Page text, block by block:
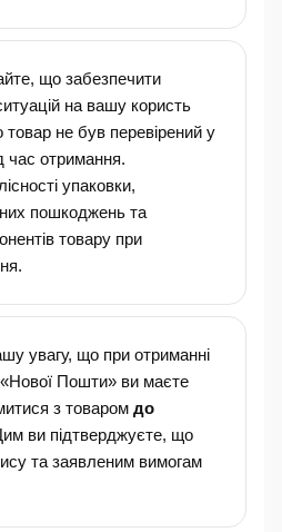
що забезпечити
на вашу користь
не був перевірений у
час отримання.
упаковки,
пошкоджень та
товару при
увагу, що при отриманні
«Нової Пошти» ви маєте
з товаром до
ви підтверджуєте, що
та заявленим вимогам